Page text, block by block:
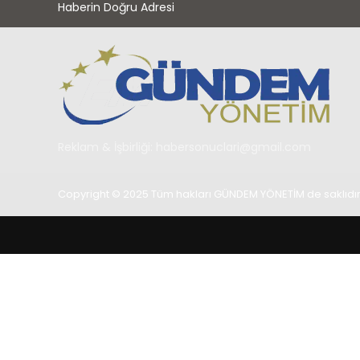
Haberin Doğru Adresi
Copyright © 2025 Tüm hakları GÜNDEM YÖNETİM de saklıdır.